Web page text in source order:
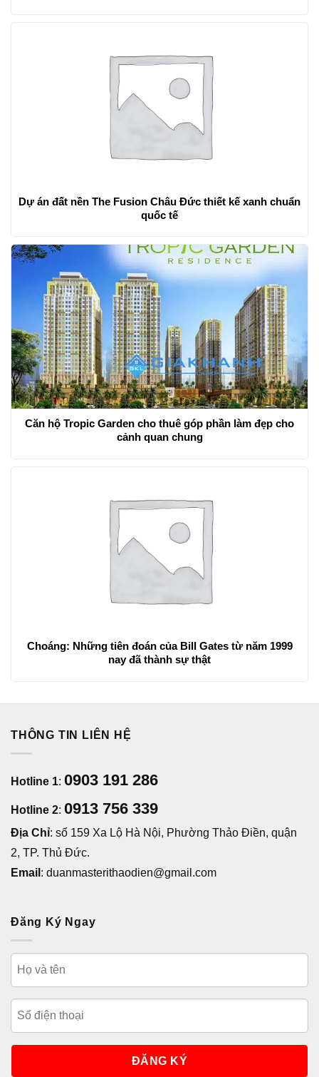
Dự án đất nền The Fusion Châu Đức thiết kế xanh chuẩn
quốc tế
Căn hộ Tropic Garden cho thuê góp phần làm đẹp cho
cảnh quan chung
Choáng: Những tiên đoán của Bill Gates từ năm 1999
nay đã thành sự thật
THÔNG TIN LIÊN HỆ
Hotline 1: 0903 191 286
Hotline 2: 0913 756 339
Địa Chỉ: số 159 Xa Lộ Hà Nội, Phường Thảo Điền, quận
2, TP. Thủ Đức.
Email : duanmasterithaodien@gmail.com
Đăng Ký Ngay